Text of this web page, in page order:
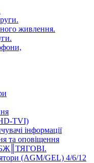
живлення.
TVI)
інформації
та оповіщення
(AGM/GEL) 4/6/12